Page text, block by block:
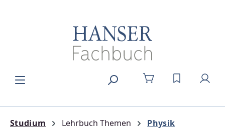
DU HAST 0
Studium Lehrbuch Themen Physik